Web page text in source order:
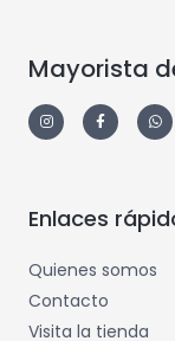
Mayorista
Enlaces
Quienes somos
Contacto
Visita la tienda